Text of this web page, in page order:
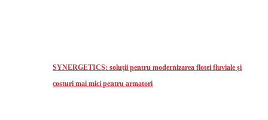
SYNERGETICS: soluții pentru modernizarea flotei fluviale și
costuri mai mici pentru armatori